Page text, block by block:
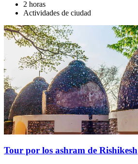
2 horas
Actividades de ciudad
Tour por los ashram de Rishikesh